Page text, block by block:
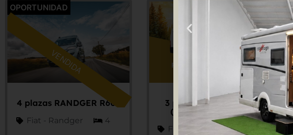
OPORTUNIDAD
VENDIDA
4 plazas RANDGER R602
Fiat - Randger 4
3 plazas RAPIDO V68
(PRÓXIMAMENTE)
Fiat - Rapido